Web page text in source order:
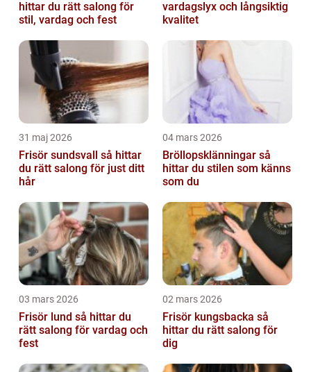
hittar du rätt salong för
stil, vardag och fest
vardagslyx och långsiktig
kvalitet
31 maj 2026
Frisör sundsvall så hittar
du rätt salong för just ditt
hår
04 mars 2026
Bröllopsklänningar så
hittar du stilen som känns
som du
03 mars 2026
Frisör lund så hittar du
rätt salong för vardag och
fest
02 mars 2026
Frisör kungsbacka så
hittar du rätt salong för
dig